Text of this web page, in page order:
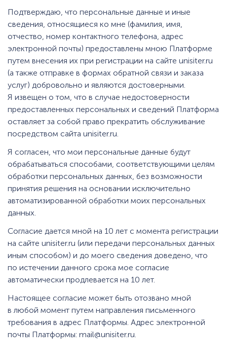
Подтверждаю, что персональные данные и иные
сведения, относящиеся ко мне (фамилия, имя,
отчество, номер контактного телефона, адрес
электронной почты) предоставлены мною Платформе
путем внесения их при регистрации на сайте unisiter.ru
(а также отправке в формах обратной связи и заказа
услуг) добровольно и являются достоверными.
Я извещен о том, что в случае недостоверности
предоставленных персональных и сведений Платформа
оставляет за собой право прекратить обслуживание
посредством сайта unisiter.ru.
Я согласен, что мои персональные данные будут
обрабатываться способами, соответствующими целям
обработки персональных данных, без возможности
принятия решения на основании исключительно
автоматизированной обработки моих персональных
данных.
Согласие дается мной на 10 лет с момента регистрации
на сайте unisiter.ru (или передачи персональных данных
иным способом) и до моего сведения доведено, что
по истечении данного срока мое согласие
автоматически продлевается на 10 лет.
Настоящее согласие может быть отозвано мной
в любой момент путем направления письменного
требования в адрес Платформы. Адрес электронной
почты Платформы: mail@unisiter.ru.